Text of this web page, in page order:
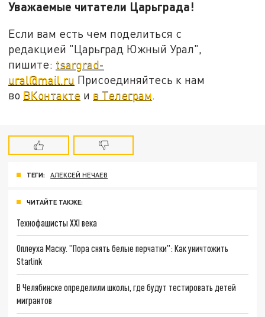
Уважаемые читатели Царьграда!
Если вам есть чем поделиться с
редакцией "Царьград Южный Урал",
пишите: tsargrad-
ural@mail.ru Присоединяйтесь к нам
во ВКонтакте и в Телеграм.
ТЕГИ: АЛЕКСЕЙ НЕЧАЕВ
ЧИТАЙТЕ ТАКЖЕ:
Технофашисты XXI века
Оплеуха Маску. "Пора снять белые перчатки": Как уничтожить
Starlink
В Челябинске определили школы, где будут тестировать детей
мигрантов